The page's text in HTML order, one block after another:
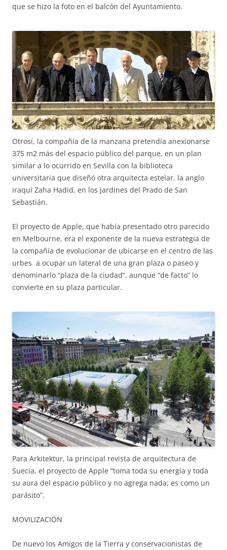
que se hizo la foto en el balcón del Ayuntamiento.
Otrosí, la compañía de la manzana pretendía anexionarse
375 m2 más del espacio público del parque, en un plan
similar a lo ocurrido en Sevilla con la biblioteca
universitaria que diseñó otra arquitecta estelar, la anglo
iraquí Zaha Hadid, en los jardines del Prado de San
Sebastián.
El proyecto de Apple, que había presentado otro parecido
en Melbourne, era el exponente de la nueva estrategia de
la compañía de evolucionar de ubicarse en el centro de las
urbes a ocupar un lateral de una gran plaza o paseo y
denominarlo “plaza de la ciudad”, aunque “de facto” lo
convierte en su plaza particular.
Para Arkitektur, la principal revista de arquitectura de
Suecia, el proyecto de Apple “toma toda su energía y toda
su aura del espacio público y no agrega nada; es como un
parásito”.
MOVILIZACIÓN
De nuevo los Amigos de la Tierra y conservacionistas de